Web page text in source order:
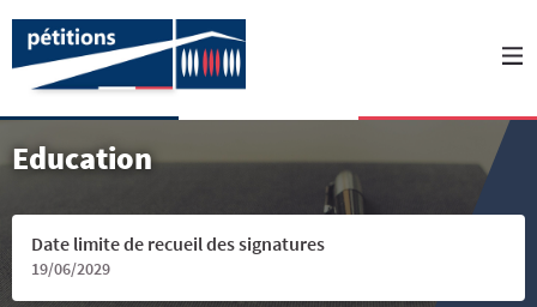
Education
Date limite de recueil des signatures
19/06/2029